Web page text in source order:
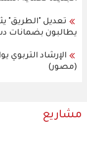
تعديل "الطريق"
يطالبون بضمانات
الإرشاد التربوي
(مصور)
مشاريع